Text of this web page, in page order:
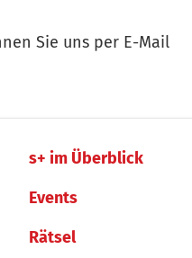
Sie uns per E-Mail
s+ im Überblick
Events
Rätsel